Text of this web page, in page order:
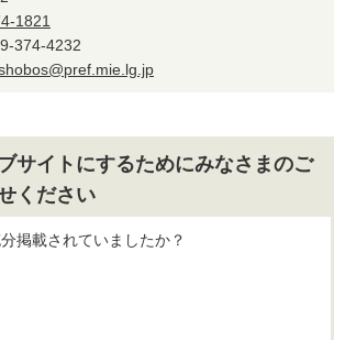
1821
374-4232
サイトにするためにみなさまのご
ください
掲載されていましたか？